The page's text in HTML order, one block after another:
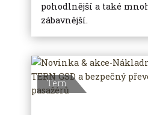
pohodlnější a také
zábavnější.
Tern